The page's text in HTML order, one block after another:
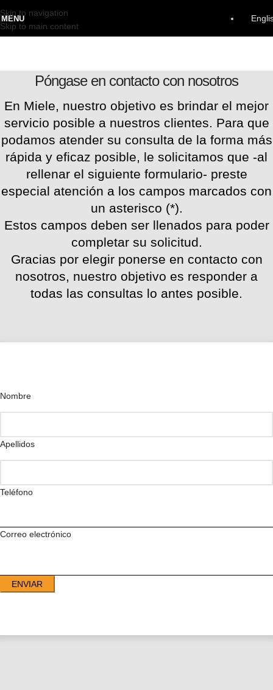
Skip to navigation
Skip to main content
MENU
Póngase en contacto con nosotros
En Miele, nuestro objetivo es brindar el mejor
servicio posible a nuestros clientes. Para que
podamos atender su consulta de la forma más
rápida y eficaz posible, le solicitamos que -al
rellenar el siguiente formulario- preste
especial atención a los campos marcados con
un asterisco (*).
Estos campos deben ser llenados para poder
completar su solicitud.
Gracias por elegir ponerse en contacto con
nosotros, nuestro objetivo es responder a
todas las consultas lo antes posible.
Nombre
Apellidos
Teléfono
Correo electrónico
ENVIAR